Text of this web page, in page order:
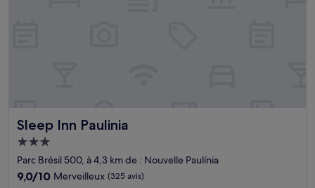
Sleep Inn Paulinia
Sleep Inn Paulinia
Hébergement
3.0 étoiles
Parc Brésil 500, à 4,3 km de : Nouvelle Paulínia
9.0
9,0/10 Merveilleux (325 avis)